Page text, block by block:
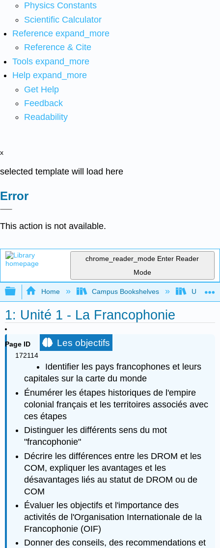
Physics Constants
Scientific Calculator
Reference expand_more
Reference & Cite
Tools expand_more
Help expand_more
Get Help
Feedback
Readability
x
selected template will load here
Error
This action is not available.
chrome_reader_mode Enter Reader
Mode
Expand/collapse global hierarchy
Home Campus Bookshelves
1: Unité 1 - La Francophonie
Page ID
172114
Les objectifs
Identifier les pays francophones et leurs
capitales sur la carte du monde
Énumérer les étapes historiques de l'empire
colonial français et les territoires associés avec
ces étapes
Distinguer les différents sens du mot
"francophonie"
Décrire les différences entre les DROM et les
COM, expliquer les avantages et les
désavantages liés au statut de DROM ou de
COM
Évaluer les objectifs et l'importance des
activités de l'Organisation Internationale de la
Francophonie (OIF)
Donner des conseils, des recommendations et